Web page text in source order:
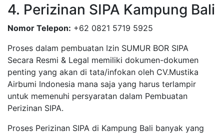
4. Perizinan SIPA Kampung Bali
Nomor Telepon: +62 0821 5719 5925
Proses dalam pembuatan Izin SUMUR BOR SIPA
Secara Resmi & Legal memiliki dokumen-dokumen
penting yang akan di tata/infokan oleh CV.Mustika
Airbumi Indonesia mana saja yang harus terlampir
untuk memenuhi persyaratan dalam Pembuatan
Perizinan SIPA.
Proses Perizinan SIPA di Kampung Bali banyak yang